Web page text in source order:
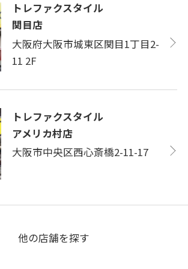
トレファクスタイル
関目店
大阪府大阪市城東区関目1丁目2-
11 2F
トレファクスタイル
アメリカ村店
大阪市中央区西心斎橋2-11-17
他の店舗を探す